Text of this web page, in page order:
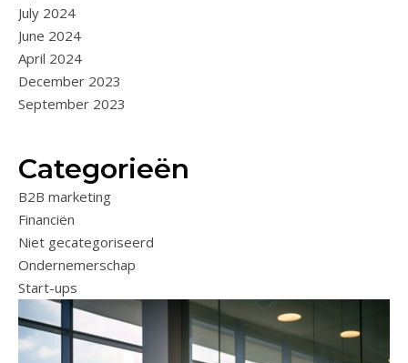
July 2024
June 2024
April 2024
December 2023
September 2023
Categorieën
B2B marketing
Financiën
Niet gecategoriseerd
Ondernemerschap
Start-ups